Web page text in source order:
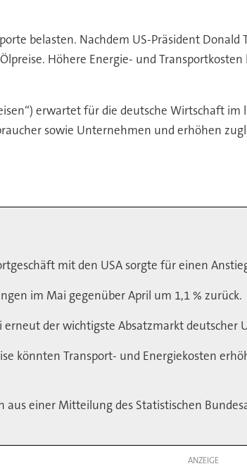
belasten. Nachdem US-Präsident Donald
Höhere Energie- und Transportkosten
erwartet für die deutsche Wirtschaft im
sowie Unternehmen und erhöhen
mit den USA sorgte für einen
im Mai gegenüber April um 1,1 % zurück.
erneut der wichtigste Absatzmarkt deutscher
könnten Transport- und Energiekosten
aus einer Mitteilung des Statistischen
ANZEIGE